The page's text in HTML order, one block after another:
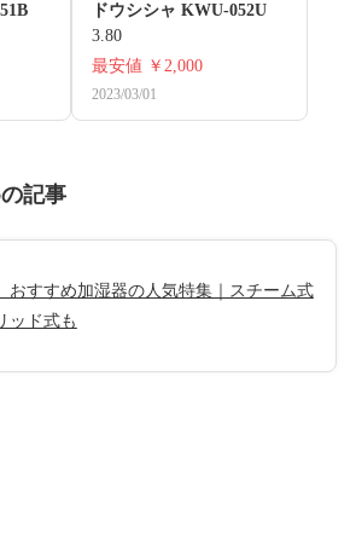
ドウシシャ KWU-052U
3.80
最安値 ￥2,000
2023/03/01
記事
おすすめ加湿器の人気特集｜スチーム式
ッド式も